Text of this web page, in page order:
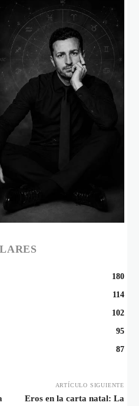
180
114
102
95
87
ARTÍCULO SIGUIENTE
Eros en la carta natal: La